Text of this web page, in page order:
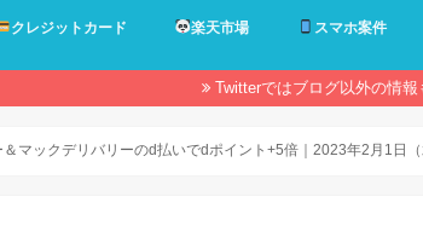
クレジットカード 楽天市場 スマホ案件
Twitterではブログ以外の情報
マックデリバリーのd払いでdポイント+5倍｜2023年2月1日（